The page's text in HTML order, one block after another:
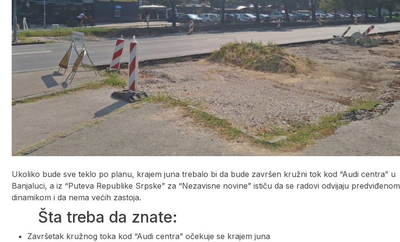
Ukoliko bude sve teklo po planu, krajem juna trebalo bi da bude završen kružni tok kod “Audi centra” u
Banjaluci, a iz “Puteva Republike Srpske” za “Nezavisne novine” ističu da se radovi odvijaju predviđenom
dinamikom i da nema većih zastoja.
Šta treba da znate:
Završetak kružnog toka kod “Audi centra” očekuje se krajem juna